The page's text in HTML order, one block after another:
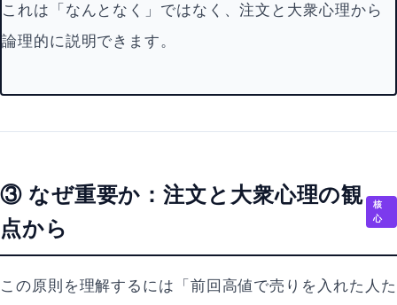
これは「なんとなく」ではなく、注文と大衆心理から
論理的に説明できます。
③ なぜ重要か：注文と大衆心理の観
点から
核
心
この原則を理解するには「前回高値で売りを入れた人た